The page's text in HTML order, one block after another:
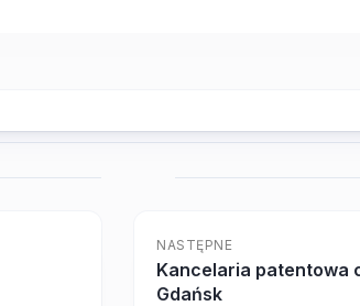
NASTĘPNE
Kancelaria patentowa
Gdańsk